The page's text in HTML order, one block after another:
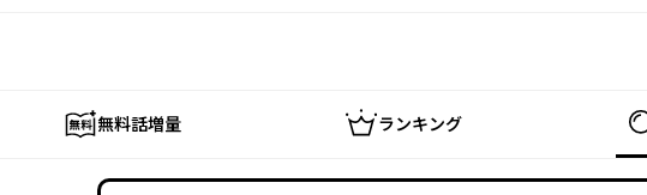
無料話増量 ランキング